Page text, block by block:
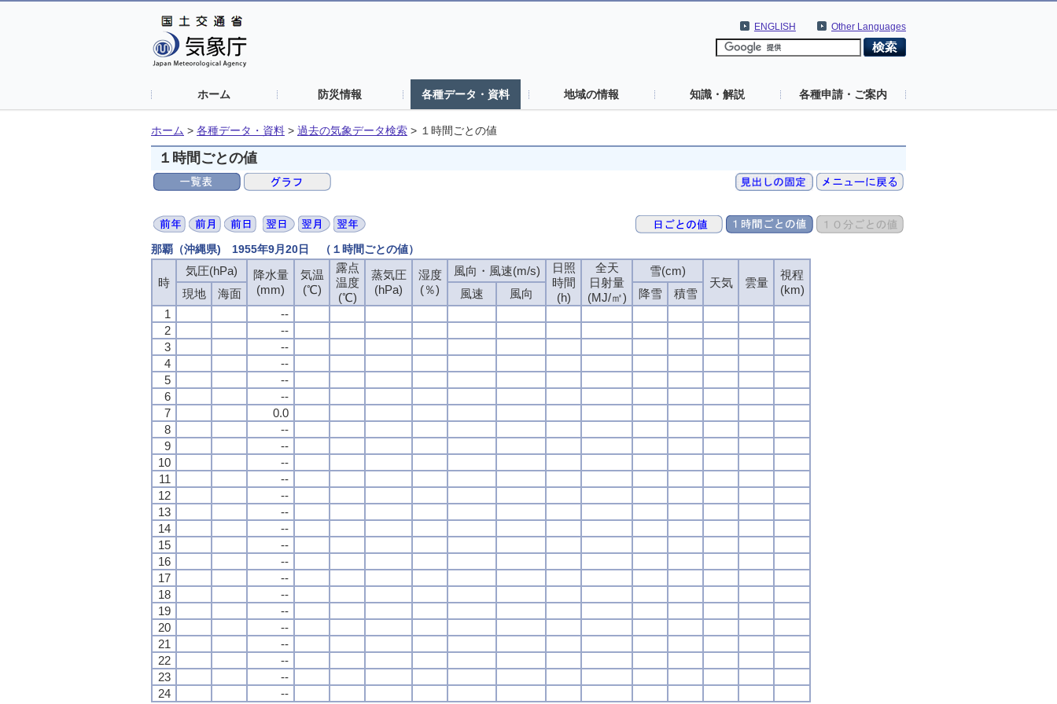
Other Languages
ENGLISH
ホーム 防災情報 各種データ・資料 地域の情報 知識・解説 各種申請・ご案内
ホーム > 各種データ・資料 > 過去の気象データ検索 > １時間ごとの値
１時間ごとの値
那覇（沖縄県) 1955年9月20日 （１時間ごとの値）
時
気圧(hPa)
降水量
(mm)
気温
(℃)
露点
温度
(℃)
蒸気圧
(hPa)
湿度
(％)
風向・風速(m/s)
日照
時間
(h)
全天
日射量
(MJ/㎡)
雪(cm)
天気
雲量
視程
(km)
現地 海面 風速 風向 降雪
積雪
1
--
2
--
3
--
4
--
5
--
6
--
7
0.0
8
--
9
--
10
--
11
--
12
--
13
--
14
--
15
--
16
--
17
--
18
--
19
--
20
--
21
--
22
--
23
--
24
--